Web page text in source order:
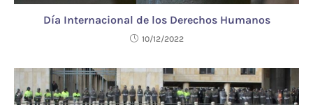
Día Internacional de los Derechos Humanos
10/12/2022